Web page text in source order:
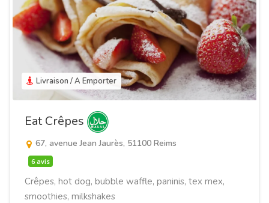
Livraison / A Emporter
Eat Crêpes
67, avenue Jean Jaurès, 51100 Reims
6 avis
Crêpes, hot dog, bubble waffle, paninis, tex mex,
smoothies, milkshakes